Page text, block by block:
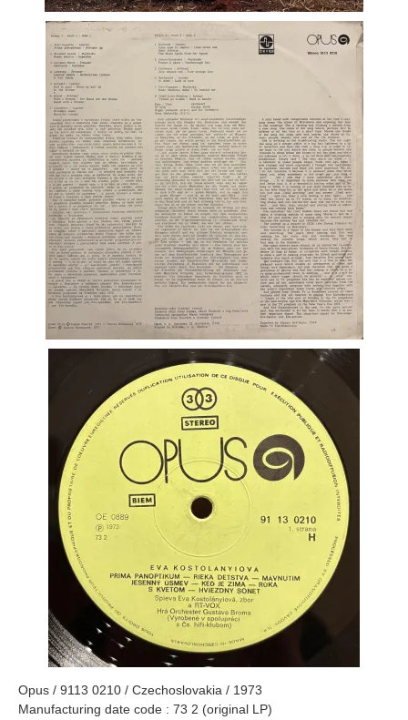
Opus ‎/ 9113 0210 / Czechoslovakia / 1973
Manufacturing date code : 73 2 (original LP)